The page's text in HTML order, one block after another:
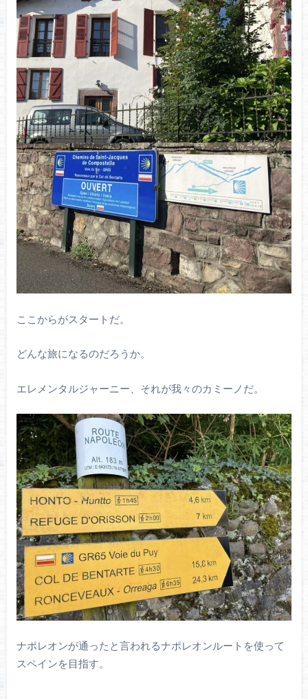
ここからがスタートだ。
どんな旅になるのだろうか。
エレメンタルジャーニー、それが我々のカミーノだ。
ナポレオンが通ったと言われるナポレオンルートを使って
スペインを目指す。